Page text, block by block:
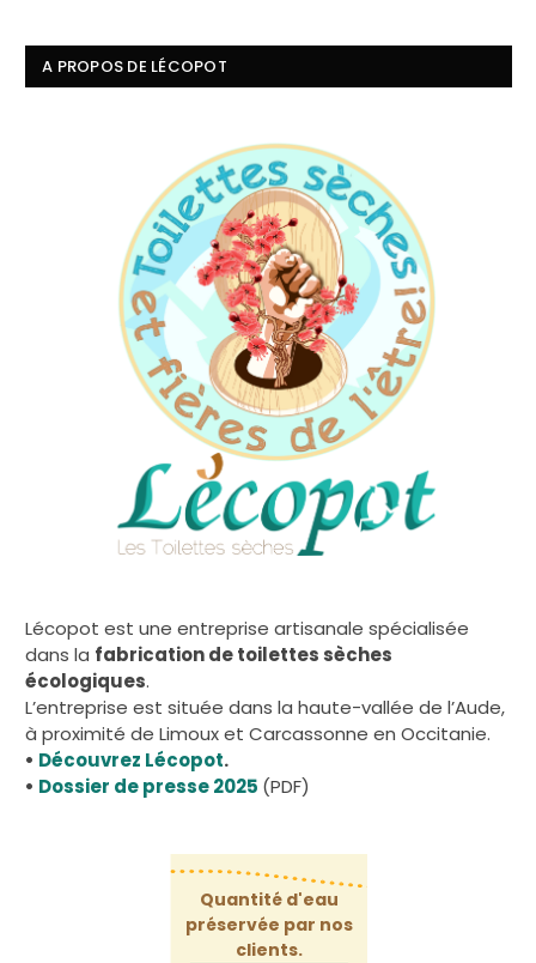
A PROPOS DE LÉCOPOT
Lécopot est une entreprise artisanale spécialisée
dans la fabrication de toilettes sèches
écologiques.
L’entreprise est située dans la haute-vallée de l’Aude,
à proximité de Limoux et Carcassonne en Occitanie.
• Découvrez Lécopot.
• Dossier de presse 2025 (PDF)
Quantité d'eau
préservée par nos
clients.